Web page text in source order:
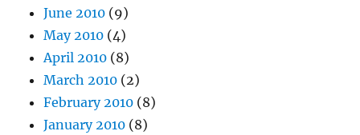
June 2010 (9)
May 2010 (4)
April 2010 (8)
March 2010 (2)
February 2010 (8)
January 2010 (8)